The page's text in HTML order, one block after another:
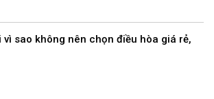
vì sao không nên chọn điều hòa giá rẻ,